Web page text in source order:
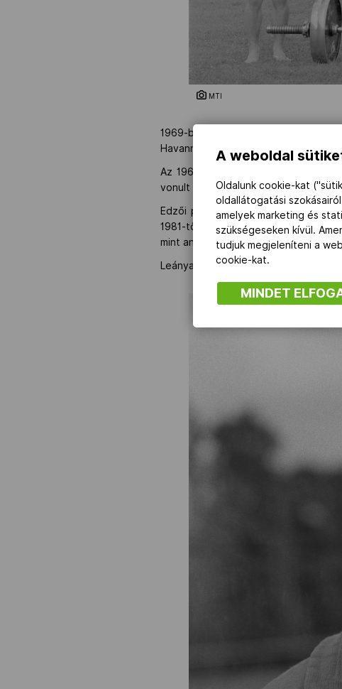
MTI
1969-ben kezdte gyűjteni az
Havannában világbajnokságot nyer
Az 1968-as mexikói olimpián
vonult vissza.
Edzői pályafutása során 1978 és
1981-től az Oroszlányi Bányász
mint anyagbeszerző.
Leánya és unokája súlyemelő volt,
A weboldal
Oldalunk cookie-kat
oldallátogatási
amelyek marketing és
szükségeseken kívül.
tudjuk megjeleníteni a
cookie-kat.
MINDET